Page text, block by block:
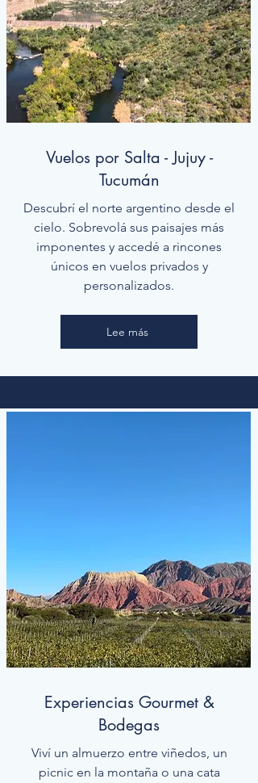
Vuelos por Salta - Jujuy -
Tucumán
Descubrí el norte argentino desde el
cielo. Sobrevolá sus paisajes más
imponentes y accedé a rincones
únicos en vuelos privados y
personalizados.
Lee más
Experiencias Gourmet &
Bodegas
Viví un almuerzo entre viñedos, un
picnic en la montaña o una cata